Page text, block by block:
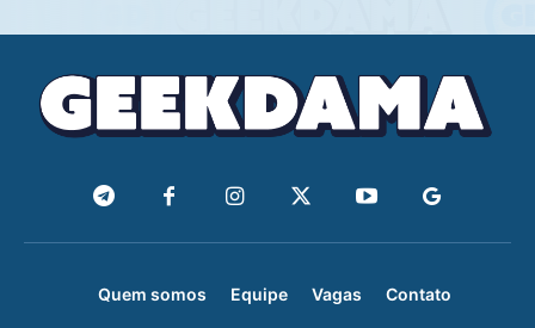
Quem somos Equipe Vagas Contato